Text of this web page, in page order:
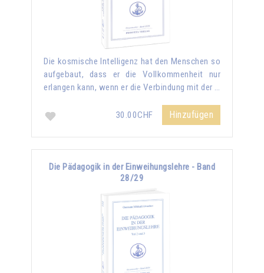
Die kosmische Intelligenz hat den Menschen so
aufgebaut, dass er die Vollkommenheit nur
erlangen kann, wenn er die Verbindung mit der …
30.00CHF Hinzufügen
Die Pädagogik in der Einweihungslehre - Band
28/29